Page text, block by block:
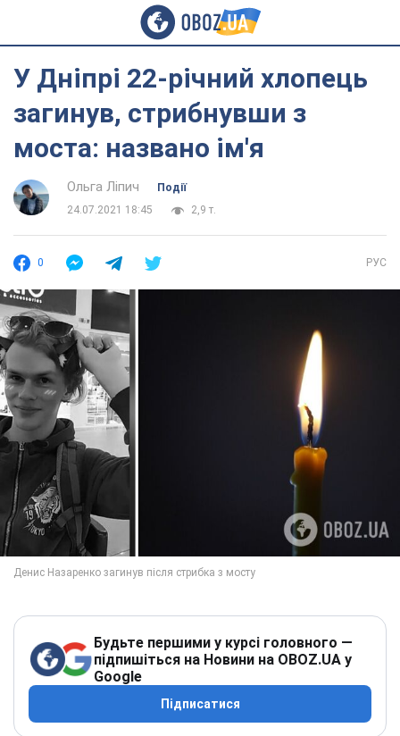
У Дніпрі 22-річний хлопець
загинув, стрибнувши з
моста: названо ім'я
Ольга Ліпич
Події
24.07.2021 18:45
2,9 т.
0 РУС
Будьте першими у курсі головного —
підпишіться на Новини на OBOZ.UA у
Google
Підписатися